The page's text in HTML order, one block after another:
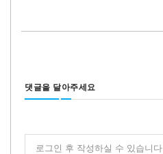
댓글을 달아주세요
로그인 후 작성하실 수 있습니다